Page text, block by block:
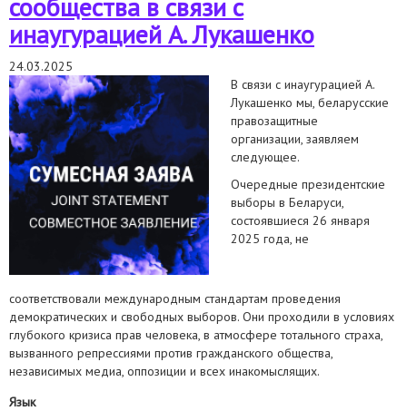
сообщества в связи с
инаугурацией А. Лукашенко
24.03.2025
В связи с инаугурацией А.
Лукашенко мы, беларусские
правозащитные
организации, заявляем
следующее.
Очередные президентские
выборы в Беларуси,
состоявшиеся 26 января
2025 года, не
соответствовали международным стандартам проведения
демократических и свободных выборов. Они проходили в условиях
глубокого кризиса прав человека, в атмосфере тотального страха,
вызванного репрессиями против гражданского общества,
независимых медиа, оппозиции и всех инакомыслящих.
Язык